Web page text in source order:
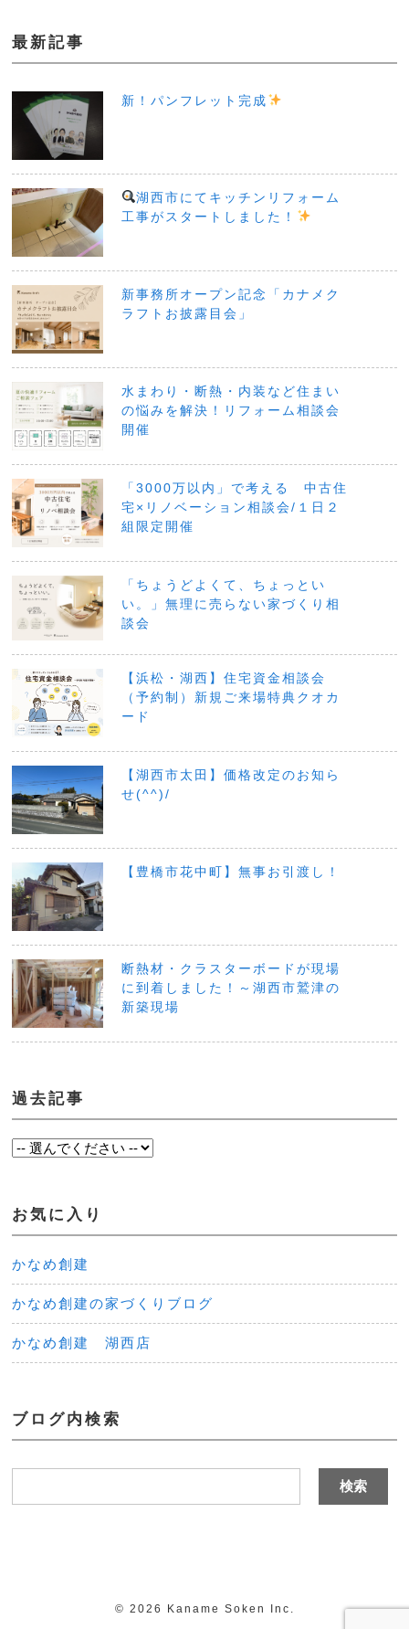
最新記事
新！パンフレット完成
湖西市にてキッチンリフォーム
工事がスタートしました！
新事務所オープン記念「カナメク
ラフトお披露目会」
水まわり・断熱・内装など住まい
の悩みを解決！リフォーム相談会
開催
「3000万以内」で考える 中古住
宅×リノベーション相談会/１日２
組限定開催
「ちょうどよくて、ちょっとい
い。」無理に売らない家づくり相
談会
【浜松・湖西】住宅資金相談会
（予約制）新規ご来場特典クオカ
ード
【湖西市太田】価格改定のお知ら
せ(^^)/
【豊橋市花中町】無事お引渡し！
断熱材・クラスターボードが現場
に到着しました！～湖西市鷲津の
新築現場
過去記事
お気に入り
かなめ創建
かなめ創建の家づくりブログ
かなめ創建 湖西店
ブログ内検索
© 2026 Kaname Soken Inc.